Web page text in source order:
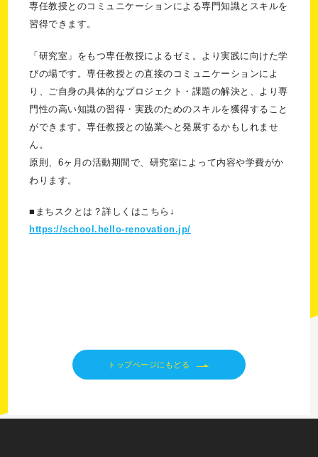
専任教授とのコミュニケーションによる専門知識とスキルを
習得できます。
「研究室」をもつ専任教授によるゼミ。より実践に向けた学
びの場です。専任教授との直接のコミュニケーションによ
り、ご自身の具体的なプロジェクト・課題の解決と、より専
門性の高い知識の習得・実践のためのスキルを獲得すること
ができます。専任教授との協業へと発展するかもしれませ
ん。
原則、6ヶ月の活動期間で、研究室によって内容や学費がか
わります。
■まちスクとは？詳しくはこちら↓
https://school.hello-renovation.jp/
トップページにもどる